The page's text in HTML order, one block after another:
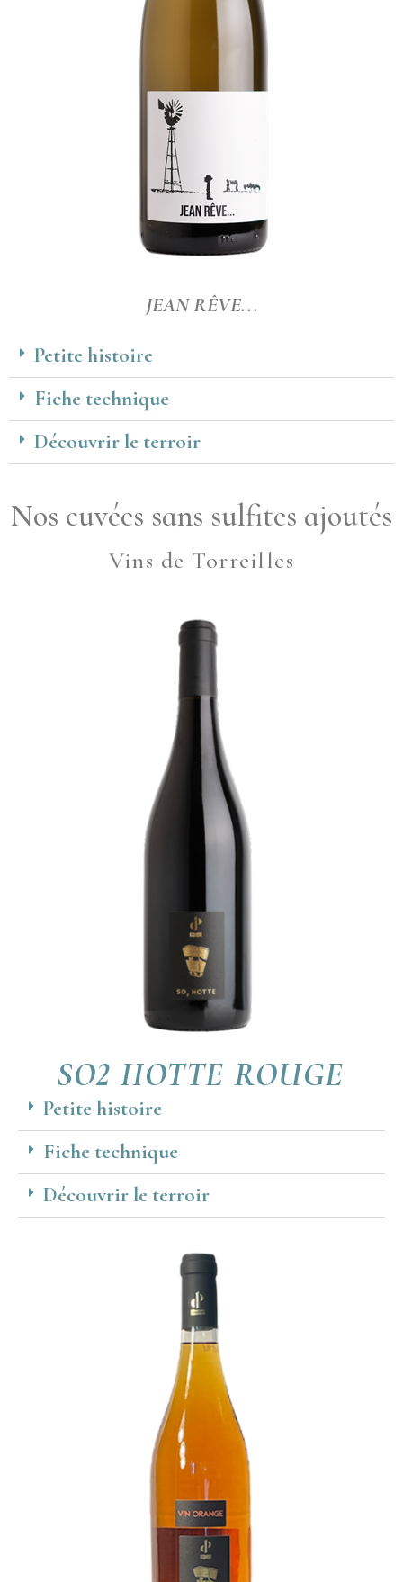
JEAN RÊVE...
Petite histoire
Fiche technique
Découvrir le terroir
Nos cuvées sans sulfites ajoutés
Vins de Torreilles
SO2 HOTTE ROUGE
Petite histoire
Fiche technique
Découvrir le terroir